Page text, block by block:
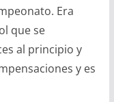
Era
que se
al principio y
y es